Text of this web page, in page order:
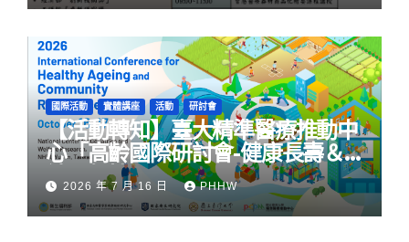
國際活動 實體講座 活動 研討會
【活動轉知】臺大精準醫療推動中
心「高齡國際研討會-健康長壽＆
社區韌性」
2026 年 7 月 16 日 PHHW